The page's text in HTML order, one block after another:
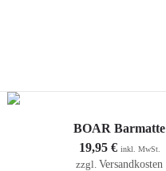
In den Warenkorb
BOAR Barmatte
19,95 € inkl. MwSt.
zzgl. Versandkosten